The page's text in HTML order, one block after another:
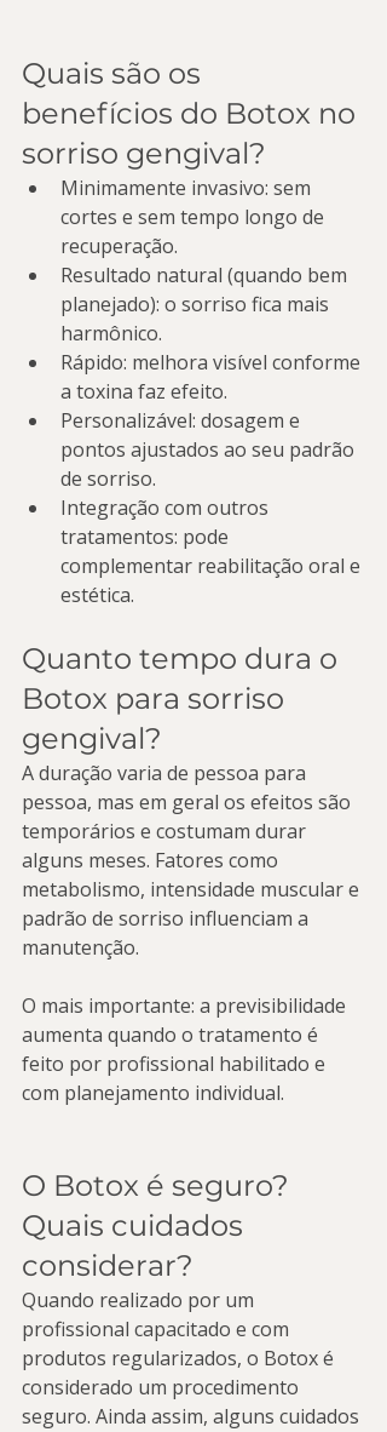
Quais são os
benefícios do Botox no
sorriso gengival?
Minimamente invasivo: sem
cortes e sem tempo longo de
recuperação.
Resultado natural (quando bem
planejado): o sorriso fica mais
harmônico.
Rápido: melhora visível conforme
a toxina faz efeito.
Personalizável: dosagem e
pontos ajustados ao seu padrão
de sorriso.
Integração com outros
tratamentos: pode
complementar reabilitação oral e
estética.
Quanto tempo dura o
Botox para sorriso
gengival?
A duração varia de pessoa para
pessoa, mas em geral os efeitos são
temporários e costumam durar
alguns meses. Fatores como
metabolismo, intensidade muscular e
padrão de sorriso influenciam a
manutenção.
O mais importante: a previsibilidade
aumenta quando o tratamento é
feito por profissional habilitado e
com planejamento individual.
O Botox é seguro?
Quais cuidados
considerar?
Quando realizado por um
profissional capacitado e com
produtos regularizados, o Botox é
considerado um procedimento
seguro. Ainda assim, alguns cuidados